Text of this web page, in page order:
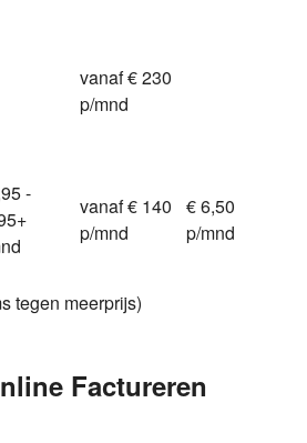
vanaf € 230
p/mnd
-
vanaf € 140
p/mnd
€ 6,50
p/mnd
tegen meerprijs)
Factureren